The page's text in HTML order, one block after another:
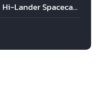
Isuzu D-MAX Hi-Lander Spacecab ZP DDI AT 2021